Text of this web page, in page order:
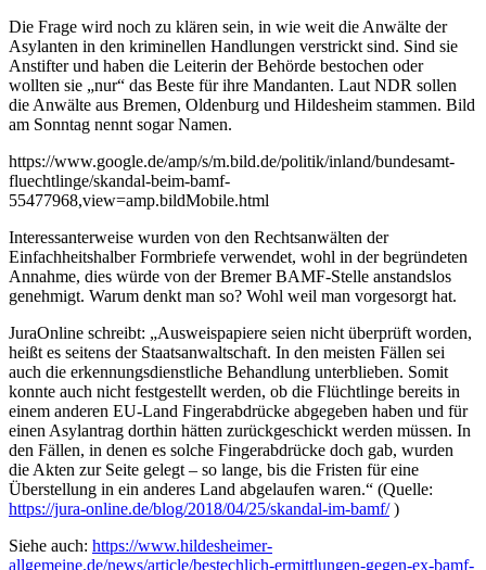
Die Frage wird noch zu klären sein, in wie weit die Anwälte der
Asylanten in den kriminellen Handlungen verstrickt sind. Sind sie
Anstifter und haben die Leiterin der Behörde bestochen oder
wollten sie „nur“ das Beste für ihre Mandanten. Laut NDR sollen
die Anwälte aus Bremen, Oldenburg und Hildesheim stammen. Bild
am Sonntag nennt sogar Namen.
https://www.google.de/amp/s/m.bild.de/politik/inland/bundesamt-
fluechtlinge/skandal-beim-bamf-
55477968,view=amp.bildMobile.html
Interessanterweise wurden von den Rechtsanwälten der
Einfachheitshalber Formbriefe verwendet, wohl in der begründeten
Annahme, dies würde von der Bremer BAMF-Stelle anstandslos
genehmigt. Warum denkt man so? Wohl weil man vorgesorgt hat.
JuraOnline schreibt: „Ausweispapiere seien nicht überprüft worden,
heißt es seitens der Staatsanwaltschaft. In den meisten Fällen sei
auch die erkennungsdienstliche Behandlung unterblieben. Somit
konnte auch nicht festgestellt werden, ob die Flüchtlinge bereits in
einem anderen EU-Land Fingerabdrücke abgegeben haben und für
einen Asylantrag dorthin hätten zurückgeschickt werden müssen. In
den Fällen, in denen es solche Fingerabdrücke doch gab, wurden
die Akten zur Seite gelegt – so lange, bis die Fristen für eine
Überstellung in ein anderes Land abgelaufen waren.“ (Quelle:
https://jura-online.de/blog/2018/04/25/skandal-im-bamf/)
Siehe auch: https://www.hildesheimer-
allgemeine.de/news/article/bestechlich-ermittlungen-gegen-ex-bamf-